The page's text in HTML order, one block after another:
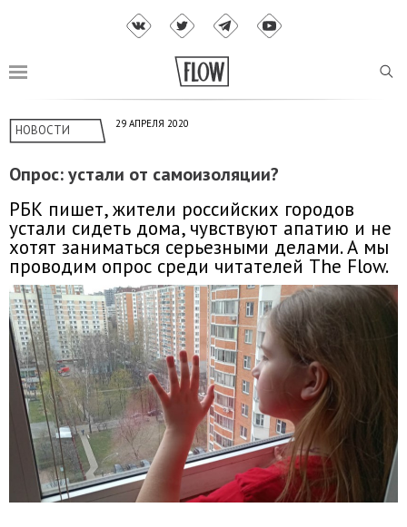
НОВОСТИ 29 АПРЕЛЯ 2020
Опрос: устали от самоизоляции?
РБК пишет, жители российских городов
устали сидеть дома, чувствуют апатию и не
хотят заниматься серьезными делами. А мы
проводим опрос среди читателей The Flow.